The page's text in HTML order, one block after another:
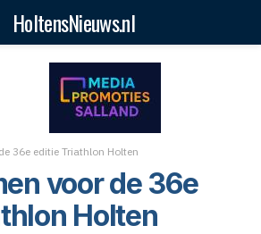
HoltensNieuws.nl
36e editie Triathlon Holten
voor de 36e
Holten